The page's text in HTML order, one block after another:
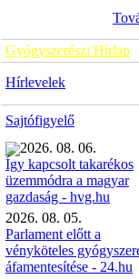
Gyógyszerészi Hírlap
Hírlevelek
Sajtófigyelő
2026. 08. 06.
Így kapcsolt takarékos
üzemmódra a magyar
gazdaság - hvg.hu
2026. 08. 05.
Parlament előtt a
vényköteles
áfamentesítése - 24.hu